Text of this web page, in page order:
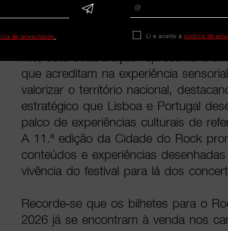
festival", afirma o responsável da
Para Roberta Medina, vice-
que acreditam na experiência
valorizar o território nacional,
estratégico que Lisboa e Portugal
palco de experiências culturais de
A 11.ª edição da Cidade do Rock
conteúdos e experiências
vivência do festival para lá dos
Recorde-se que os bilhetes para o
2026 já se encontram à venda nos
de privacidade Li e aceito a política de